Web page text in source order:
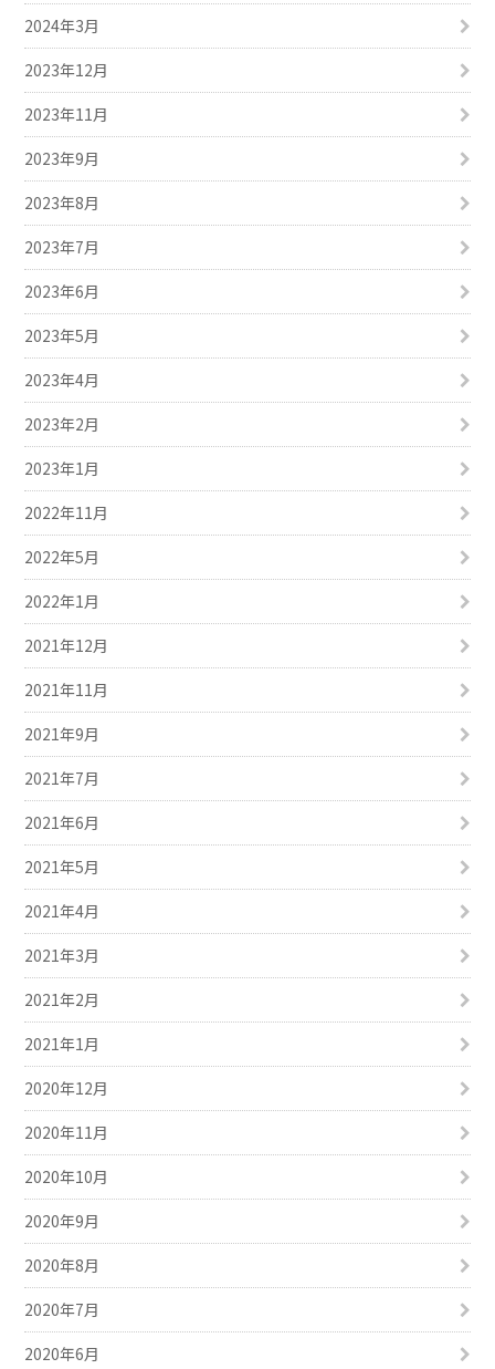
2024年3月
2023年12月
2023年11月
2023年9月
2023年8月
2023年7月
2023年6月
2023年5月
2023年4月
2023年2月
2023年1月
2022年11月
2022年5月
2022年1月
2021年12月
2021年11月
2021年9月
2021年7月
2021年6月
2021年5月
2021年4月
2021年3月
2021年2月
2021年1月
2020年12月
2020年11月
2020年10月
2020年9月
2020年8月
2020年7月
2020年6月